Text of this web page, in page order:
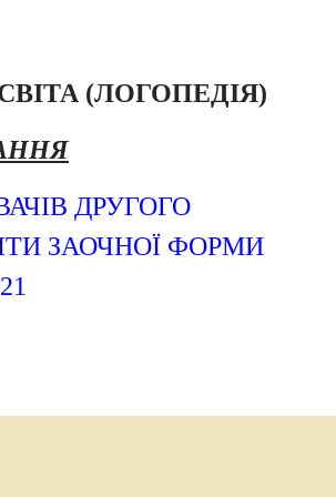
(ЛОГОПЕДІЯ)
ДРУГОГО
ЗАОЧНОЇ ФОРМИ